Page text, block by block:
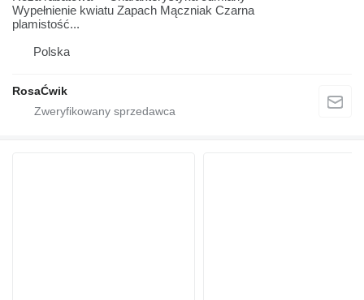
Wypełnienie kwiatu Zapach Mączniak Czarna
plamistość...
Polska
RosaĆwik